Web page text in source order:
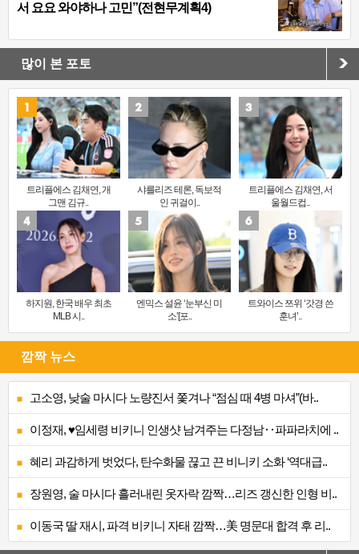
서 요요 와야하나 고민”(전현무계획4)
많이 본 포토
트리플에스 김채연, 개
그맨 김규..
샤를리즈 테론, 독보적
인 귀걸이..
트리플에스 김채연, 서
울월드컵..
하지원, 한국 배우 최초
MLB 시..
엔믹스 설윤 ‘눈부신 미
소’[포..
트와이스 쯔위 ‘갓경 쓴
훈녀’..
깜짝 뉴스
고소영, 낮술 마시다 노량진서 쫓겨나 “점심 때 4병 마셔”(바..
이정재, ♥임세령 비키니 인생샷 남겨주는 다정남‥파파라치에 ..
혜리 과감하게 벗었다, 탄수화물 끊고 끈 비니키 소화 ‘역대급..
장원영, 술 마시다 흘러내린 옷자락 깜짝…리즈 갱신한 인형 비..
이동국 딸 재시, 파격 비키니 자태 깜짝…美 명문대 합격 후 리..